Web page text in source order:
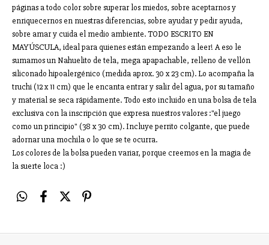
páginas a todo color sobre superar los miedos, sobre aceptarnos y
enriquecernos en nuestras diferencias, sobre ayudar y pedir ayuda,
sobre amar y cuida el medio ambiente. TODO ESCRITO EN
MAYÚSCULA, ideal para quienes están empezando a leer! A eso le
sumamos un Nahuelito de tela, mega apapachable, relleno de vellón
siliconado hipoalergénico (medida aprox. 30 x 23 cm). Lo acompaña la
truchi (12 x 11 cm) que le encanta entrar y salir del agua, por su tamaño
y material se seca rápidamente. Todo esto incluido en una bolsa de tela
exclusiva con la inscripción que expresa nuestros valores :"el juego
como un principio" (38 x 30 cm). Incluye perrito colgante, que puede
adornar una mochila o lo que se te ocurra.
Los colores de la bolsa pueden variar, porque creemos en la magia de
la suerte loca :)